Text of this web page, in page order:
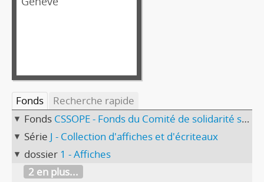
Fonds
Recherche rapide
Fonds CSSOPE - Fonds du Comité de solidarité socialiste avec les opposants des pays de l'est (CSSOPE)
Série J - Collection d'affiches et d'écriteaux
dossier 1 - Affiches
2 en plus...